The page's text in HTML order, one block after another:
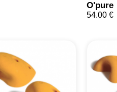
O'pure
54.00 €